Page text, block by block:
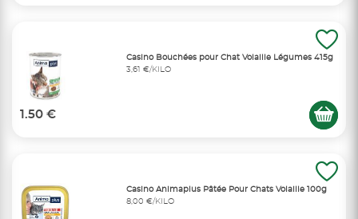
Casino Bouchées pour Chat Volaille Légumes 415g
3,61 €/KILO
1.50 €
Casino Animaplus Pâtée Pour Chats Volaille 100g
8,00 €/KILO